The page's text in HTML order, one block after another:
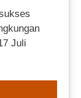
Juli